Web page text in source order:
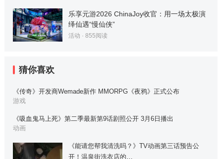
乐享元游2026 ChinaJoy收官：用一场太极演
绎仙遇“慢仙侠”
活动 · 855阅读
猜你喜欢
《传奇》开发商Wemade新作 MMORPG《夜鸦》正式公布
游戏
《吸血鬼马上死》第二季最新第9话剧照公开 3月6日播出
动画
《能请您帮我清洗吗？》TV动画第三话预告公
开！温泉街洗衣店的…